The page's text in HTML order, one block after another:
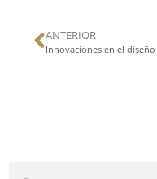
ANTERIOR